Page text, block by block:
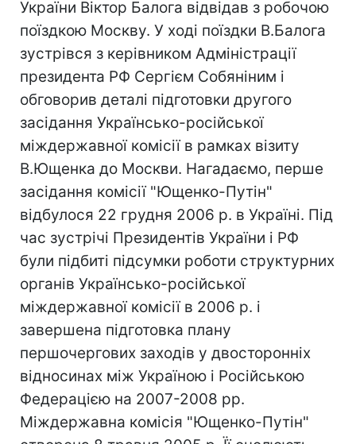
України Віктор Балога відвідав з робочою
поїздкою Москву. У ході поїздки В.Балога
зустрівся з керівником Адміністрації
президента РФ Сергієм Собяніним і
обговорив деталі підготовки другого
засідання Українсько-російської
міждержавної комісії в рамках візиту
В.Ющенка до Москви. Нагадаємо, перше
засідання комісії "Ющенко-Путін"
відбулося 22 грудня 2006 р. в Україні. Під
час зустрічі Президентів України і РФ
були підбиті підсумки роботи структурних
органів Українсько-російської
міждержавної комісії в 2006 р. і
завершена підготовка плану
першочергових заходів у двосторонніх
відносинах між Україною і Російською
Федерацією на 2007-2008 рр.
Міждержавна комісія "Ющенко-Путін"